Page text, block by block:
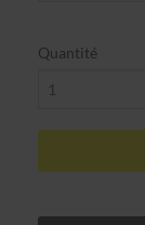
Quantité